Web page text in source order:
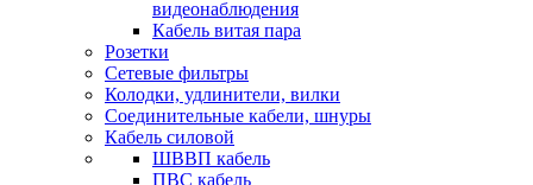
видеонаблюдения
Кабель витая пара
Розетки
Сетевые фильтры
Колодки, удлинители, вилки
Соединительные кабели, шнуры
Кабель силовой
ШВВП кабель
ПВС кабель